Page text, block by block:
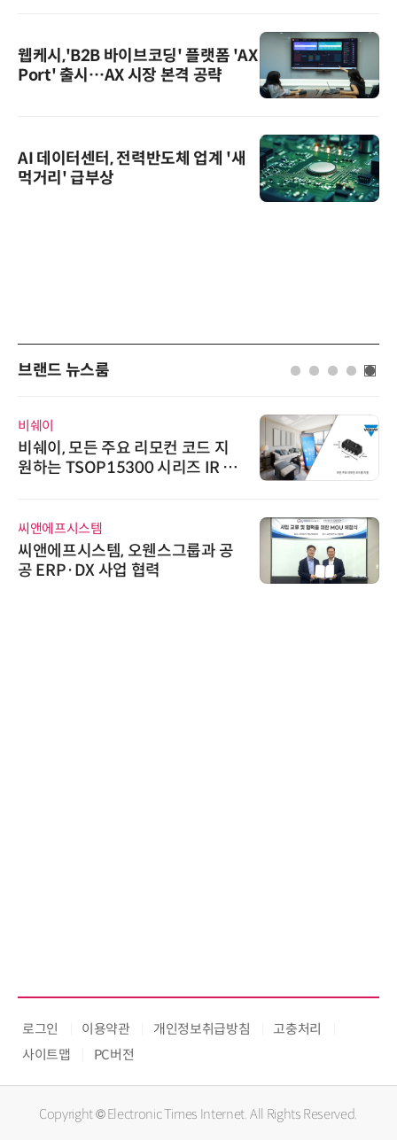
웹케시,'B2B 바이브코딩' 플랫폼 'AX
Port' 출시…AX 시장 본격 공략
AI 데이터센터, 전력반도체 업계 '새
먹거리' 급부상
브랜드 뉴스룸
모든 주요 리모컨 코드 지
시리즈 IR 수
스템
시스템, 오웬스그룹과 공
사업 협력
인아그룹
'자동화
인아그
어 개최
위고페어
위고페
환(AX)
로그인 이용약관 개인정보취급방침
고충처리
사이트맵
PC버전
Copyright © Electronic Times Internet. All Rights Reserved.